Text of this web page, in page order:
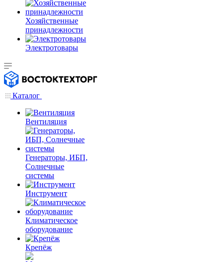
Хозяйственные
принадлежности
Электротовары
Каталог
Вентиляция
Генераторы, ИБП,
Солнечные
системы
Инструмент
Климатическое
оборудование
Крепёж